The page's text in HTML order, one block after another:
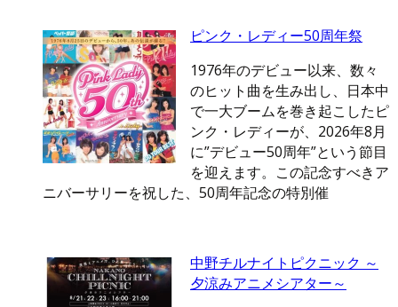
ピンク・レディー50周年祭
1976年のデビュー以来、数々
のヒット曲を生み出し、日本中
で一大ブームを巻き起こしたピ
ンク・レディーが、2026年8月
に”デビュー50周年”という節目
を迎えます。この記念すべきア
ニバーサリーを祝した、50周年記念の特別催
中野チルナイトピクニック ～
夕涼みアニメシアター～